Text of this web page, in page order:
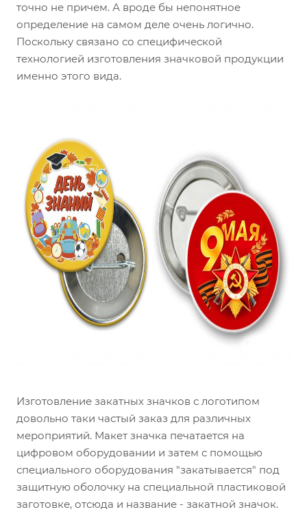
точно не причем. А вроде бы непонятное
определение на самом деле очень логично.
Поскольку связано со специфической
технологией изготовления значковой продукции
именно этого вида.
Изготовление закатных значков с логотипом
довольно таки частый заказ для различных
мероприятий. Макет значка печатается на
цифровом оборудовании и затем с помощью
специального оборудования "закатывается" под
защитную оболочку на специальной пластиковой
заготовке, отсюда и название - закатной значок.